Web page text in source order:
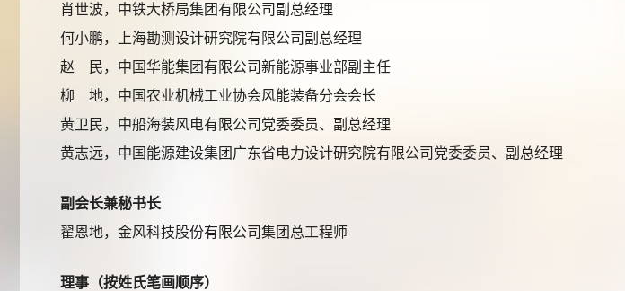
肖世波，中铁大桥局集团有限公司副总经理
何小鹏，上海勘测设计研究院有限公司副总经理
赵 民，中国华能集团有限公司新能源事业部副主任
柳 地，中国农业机械工业协会风能装备分会会长
黄卫民，中船海装风电有限公司党委委员、副总经理
黄志远，中国能源建设集团广东省电力设计研究院有限公司党委委员、副总经理
副会长兼秘书长
翟恩地，金风科技股份有限公司集团总工程师
理事（按姓氏笔画顺序）